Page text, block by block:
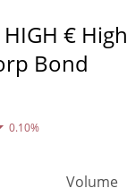
€ High
Bond
0.10%
Volume